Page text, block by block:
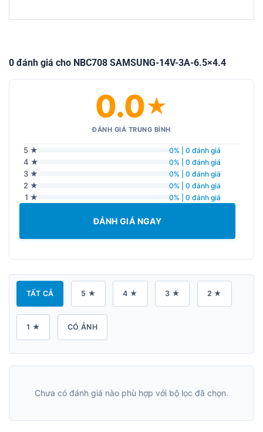
0 đánh giá cho NBC708 SAMSUNG-14V-3A-6.5×4.4
0.0★
ĐÁNH GIÁ TRUNG BÌNH
5 ★ 0% | 0 đánh giá
4 ★ 0% | 0 đánh giá
3 ★ 0% | 0 đánh giá
2 ★ 0% | 0 đánh giá
1 ★ 0% | 0 đánh giá
ĐÁNH GIÁ NGAY
TẤT CẢ 5 ★ 4 ★ 3 ★ 2 ★
1 ★ CÓ ẢNH
Chưa có đánh giá nào phù hợp với bộ lọc đã chọn.